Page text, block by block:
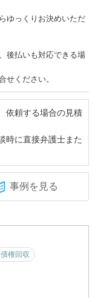
ゆっくりお決めいただ
後払いも対応できる場
せください。
依頼する場合の見積
時に直接弁護士また
事例を見る
債権回収